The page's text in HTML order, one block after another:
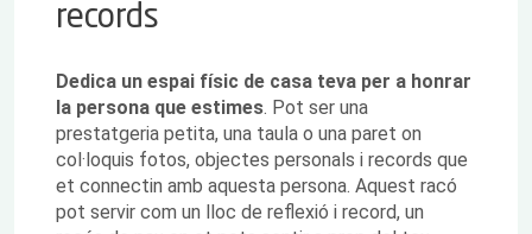
records
Dedica un espai físic de casa teva per a honrar
la persona que estimes. Pot ser una
prestatgeria petita, una taula o una paret on
col·loquis fotos, objectes personals i records que
et connectin amb aquesta persona. Aquest racó
pot servir com un lloc de reflexió i record, un